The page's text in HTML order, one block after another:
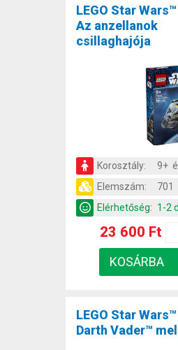
LEGO Star
Az anzellanok
csillaghajója
Korosztály:
9+
Elemszám:
701
Elérhetőség: 1-2
23 600 Ft
LEGO Star
Darth Vader™